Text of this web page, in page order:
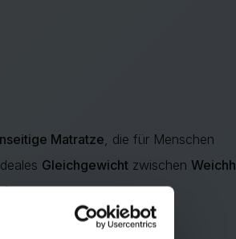
Matratze, die für Menschen
Gleichgewicht zwischen